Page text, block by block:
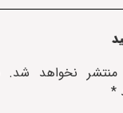
منتشر نخواهد شد.
*